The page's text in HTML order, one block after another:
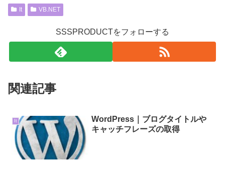
It VB.NET
SSSPRODUCTをフォローする
関連記事
It
WordPress｜ブログタイトルや
キャッチフレーズの取得